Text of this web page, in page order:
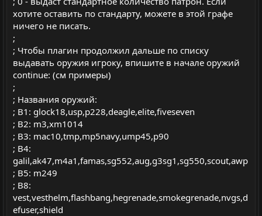
хотите оставить по стандарту, можете в этой графе
ничего не писать.
;
; Чтобы плагин продолжил дальше по списку
выдавать оружия игроку, впишите в начале оружий
continue: (см примеры)
;
; Названия оружий:
; B1: glock18,usp,p228,deagle,elite,fiveseven
; B2: m3,xm1014
; B3: mac10,tmp,mp5navy,ump45,p90
; B4:
galil,ak47,m4a1,famas,sg552,aug,g3sg1,sg550,scout,awp
; B5: m249
; B8:
vest,vesthelm,flashbang,hegrenade,smokegrenade,nvgs,d
efuser,shield